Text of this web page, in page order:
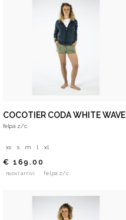
COCOTIER CODA WHITE WAVE
felpa z/c
xs s m l xl
€ 169.00
nuovi arrivi felpa z/c